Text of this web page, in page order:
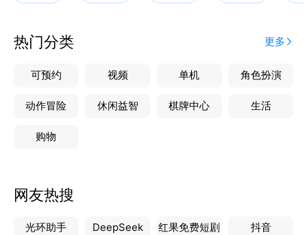
热门分类 更多
可预约 视频 单机 角色扮演
动作冒险 休闲益智 棋牌中心 生活
购物
网友热搜
光环助手 DeepSeek 红果免费短剧 抖音